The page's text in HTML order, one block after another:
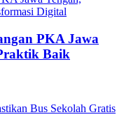
PKA Jawa
Baik